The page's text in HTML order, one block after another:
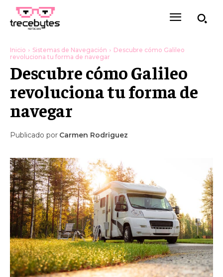
Inicio Sistemas de Navegación
Descubre cómo Galileo
revoluciona tu forma de navegar
Descubre cómo Galileo
revoluciona tu forma de
navegar
Publicado por Carmen Rodriguez